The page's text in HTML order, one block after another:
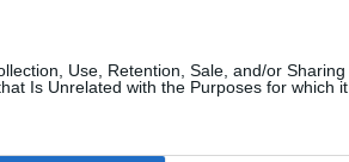
Use, Retention, Sale, and/or Sharing
Is Unrelated with the Purposes for which it